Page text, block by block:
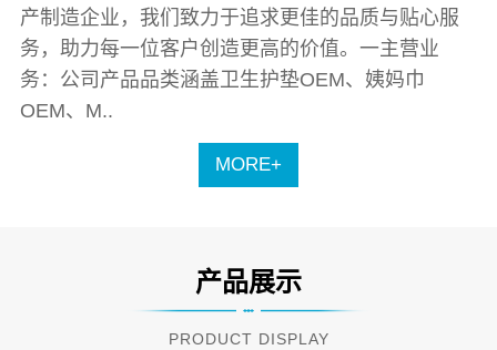
产制造企业，我们致力于追求更佳的品质与贴心服
务，助力每一位客户创造更高的价值。一主营业
务：公司产品品类涵盖卫生护垫OEM、姨妈巾
OEM、M..
MORE+
产品展示
PRODUCT DISPLAY